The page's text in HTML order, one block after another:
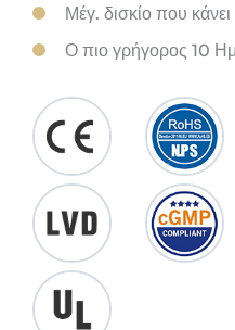
Μέγ. δισκίο που
Ο πιο γρήγορος 10